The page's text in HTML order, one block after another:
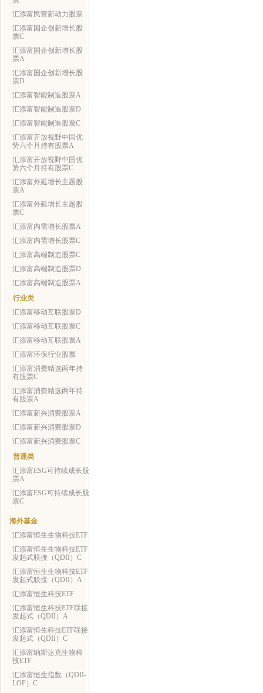
汇添富民营新动力股票
汇添富国企创新增长股
票C
汇添富国企创新增长股
票A
汇添富国企创新增长股
票D
汇添富智能制造股票A
汇添富智能制造股票D
汇添富智能制造股票C
汇添富开放视野中国优
势六个月持有股票A
汇添富开放视野中国优
势六个月持有股票C
汇添富外延增长主题股
票A
汇添富外延增长主题股
票C
汇添富内需增长股票A
汇添富内需增长股票C
汇添富高端制造股票C
汇添富高端制造股票D
汇添富高端制造股票A
行业类
汇添富移动互联股票D
汇添富移动互联股票C
汇添富移动互联股票A
汇添富环保行业股票
汇添富消费精选两年持
有股票C
汇添富消费精选两年持
有股票A
汇添富新兴消费股票A
汇添富新兴消费股票D
汇添富新兴消费股票C
普通类
汇添富ESG可持续成长股
票A
汇添富ESG可持续成长股
票C
海外基金
汇添富恒生生物科技ETF
汇添富恒生生物科技ETF
发起式联接（QDII）C
汇添富恒生生物科技ETF
发起式联接（QDII）A
汇添富恒生科技ETF
汇添富恒生科技ETF联接
发起式（QDII）A
汇添富恒生科技ETF联接
发起式（QDII）C
汇添富纳斯达克生物科
技ETF
汇添富恒生指数（QDII-
LOF）C